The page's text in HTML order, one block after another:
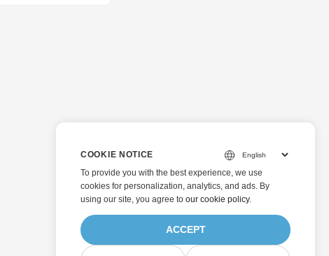
COOKIE NOTICE
To provide you with the best experience, we use
cookies for personalization, analytics, and ads. By
using our site, you agree to our cookie policy.
ACCEPT